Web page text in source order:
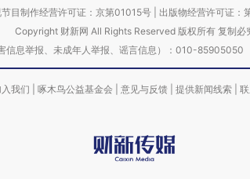
目制作经营许可证：京第01015号| 出版物经营许可证：
Copyright 财新网 All Rights Reserved 版权所有 复制必
信息举报、未成年人举报、谣言信息）：010-
入我们 啄木鸟公益基金会 意见与反馈 提供新闻线索